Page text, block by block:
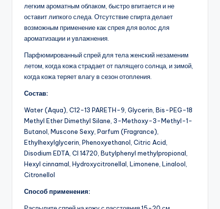
легким ароматным облаком, быстро впитается и не
оставит липкого следа. Отсутствие спирта делает
возможным применение как спрея для волос для
ароматизации и увлажнения.
Парфюмированный спрей для тела женский незаменим
летом, когда кожа страдает от палящего солнца, и зимой,
когда кожа теряет влагу в сезон отопления.
Состав:
Water (Aqua), C12-13 PARETH-9, Glycerin, Bis-PEG-18
Methyl Ether Dimethyl Silane, 3-Methoxy-3-Methyl-1-
Butanol, Muscone Sexy, Parfum (Fragrance),
Ethylhexylglycerin, Phenoxyethanol, Citric Acid,
Disodium EDTA, Cl 14720, Butylphenyl methylpropional,
Hexyl cinnamal, Hydroxycitronellal, Limonene, Linalool,
Citronellol
Способ применения: